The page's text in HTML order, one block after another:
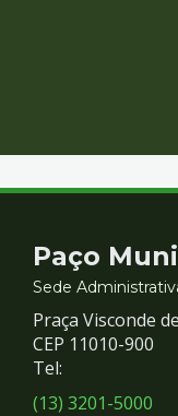
e
Redes
Sociais
Paço
Sede
Praça Visconde
CEP 11010-900
Tel:
(13) 3201-5000